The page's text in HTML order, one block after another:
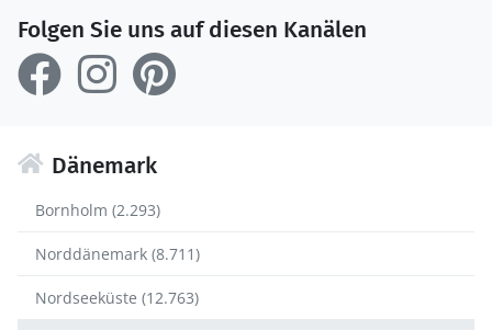
Folgen Sie uns auf diesen Kanälen
Dänemark
Bornholm (2.293)
Norddänemark (8.711)
Nordseeküste (12.763)